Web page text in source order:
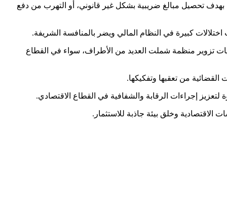
بهدف تحصيل مبالغ ضريبية بشكل غير قانوني، أو التهرب من دفع
كبيرة في النظام المالي ويضر بالمنافسة الشريفة.
تزوير منظمة شملت العديد من الأطراف، سواء في القطاع
من تعقبها وتفكيكها.
إجراءات الرقابة والشفافية في القطاع الاقتصادي.
وخلق بيئة جاذبة للاستثمار.